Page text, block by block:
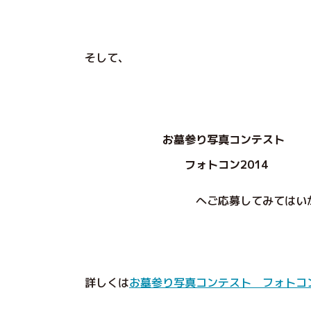
そして、
お墓参り写真コンテスト
フォトコン2014
へご応募してみてはいかが
詳しくはお墓参り写真コンテスト フォト